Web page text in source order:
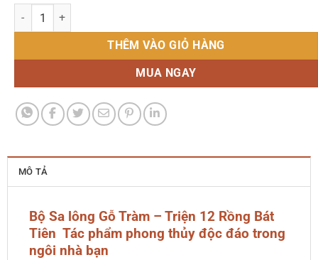
Bộ Sa lông Gỗ Tràm - Triện 12 Rồng Bát Tiên số lượng
THÊM VÀO GIỎ HÀNG
MUA NGAY
MÔ TẢ
Bộ Sa lông Gỗ Tràm – Triện 12 Rồng Bát
Tiên Tác phẩm phong thủy độc đáo trong
ngôi nhà bạn